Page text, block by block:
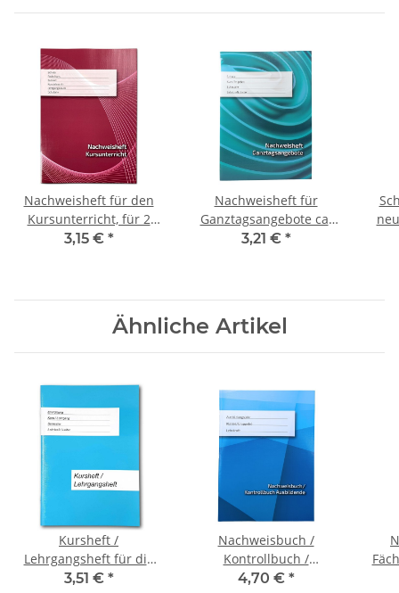
Nachweisheft für den
Kursunterricht, für 2
Kurshalbjahre
3,15 € *
Nachweisheft für
Ganztagsangebote ca.
A4
3,21 € *
Ähnliche Artikel
Kursheft /
Lehrgangsheft für die
Erwachsenenbildung für
3,51 € *
Nachweisbuch /
Kontrollbuch /
Berichtsheft für
4,70 € *